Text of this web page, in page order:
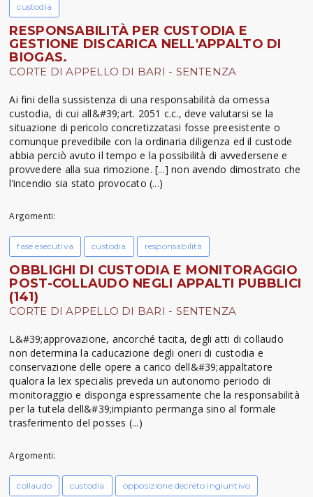
custodia
RESPONSABILITÀ PER CUSTODIA E
GESTIONE DISCARICA NELL'APPALTO DI
BIOGAS.
CORTE DI APPELLO DI BARI - SENTENZA
Ai fini della sussistenza di una responsabilità da omessa
custodia, di cui all&#39;art. 2051 c.c., deve valutarsi se la
situazione di pericolo concretizzatasi fosse preesistente o
comunque prevedibile con la ordinaria diligenza ed il custode
abbia perciò avuto il tempo e la possibilità di avvedersene e
provvedere alla sua rimozione. [...] non avendo dimostrato che
l’incendio sia stato provocato (...)
Argomenti:
fase esecutiva custodia responsabilità
OBBLIGHI DI CUSTODIA E MONITORAGGIO
POST-COLLAUDO NEGLI APPALTI PUBBLICI
(141)
CORTE DI APPELLO DI BARI - SENTENZA
L&#39;approvazione, ancorché tacita, degli atti di collaudo
non determina la caducazione degli oneri di custodia e
conservazione delle opere a carico dell&#39;appaltatore
qualora la lex specialis preveda un autonomo periodo di
monitoraggio e disponga espressamente che la responsabilità
per la tutela dell&#39;impianto permanga sino al formale
trasferimento del posses (...)
Argomenti:
collaudo custodia opposizione decreto ingiuntivo